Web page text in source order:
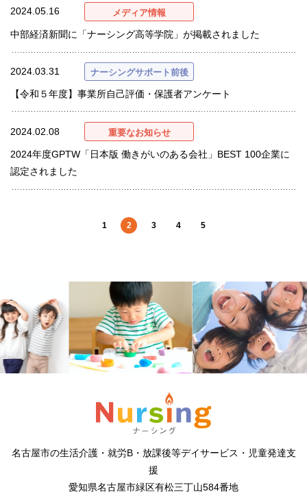
2024.05.16 メディア情報
中部経済新聞に「ナーシング高等学院」が掲載されました
2024.03.31 ナーシングサポート前後
【令和５年度】事業所自己評価・保護者アンケート
2024.02.08 重要なお知らせ
2024年度GPTW「日本版 働きがいのある会社」BEST 100企業に
認定されました
1 2 3 4 5
名古屋市の生活介護・就労B・放課後等デイサービス・児童発達支
援
愛知県名古屋市緑区有松三丁山584番地